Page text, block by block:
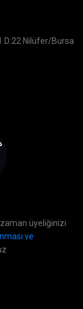
D:22 Nilüfer/Bursa
üyeliğinizi
ve